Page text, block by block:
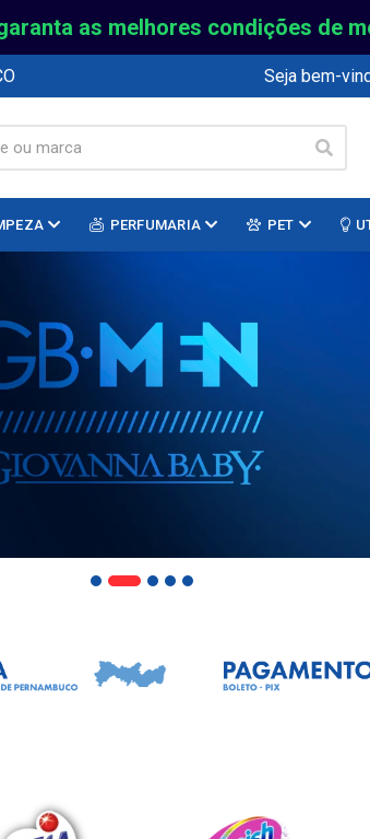
as melhores condições de
Seja bem-
PERFUMARIA PET